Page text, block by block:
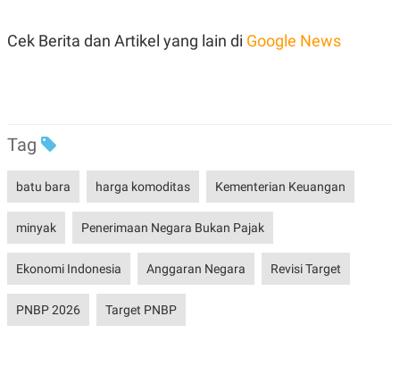
N
K
A
P
A
P
E
D
V
E
R
I
S
N
G
Cek Berita dan Artikel yang lain di Google News
Tag
batu bara harga komoditas Kementerian Keuangan
minyak Penerimaan Negara Bukan Pajak
Ekonomi Indonesia Anggaran Negara Revisi Target
PNBP 2026 Target PNBP